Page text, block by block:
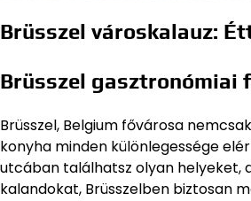
Brüsszel városkalauz:
Brüsszel gasztronómiai
Brüsszel, Belgium fővárosa
konyha minden különlegessége
utcában találhatsz olyan helyeket,
kalandokat, Brüsszelben biztosan